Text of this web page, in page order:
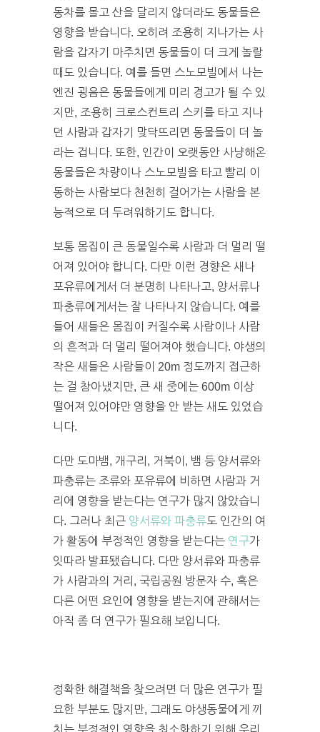
동차를 몰고 산을 달리지 않더라도 동물들은
영향을 받습니다. 오히려 조용히 지나가는 사
람을 갑자기 마주치면 동물들이 더 크게 놀랄
때도 있습니다. 예를 들면 스노모빌에서 나는
엔진 굉음은 동물들에게 미리 경고가 될 수 있
지만, 조용히 크로스컨트리 스키를 타고 지나
던 사람과 갑자기 맞닥뜨리면 동물들이 더 놀
라는 겁니다. 또한, 인간이 오랫동안 사냥해온
동물들은 차량이나 스노모빌을 타고 빨리 이
동하는 사람보다 천천히 걸어가는 사람을 본
능적으로 더 두려워하기도 합니다.
보통 몸집이 큰 동물일수록 사람과 더 멀리 떨
어져 있어야 합니다. 다만 이런 경향은 새나
포유류에게서 더 분명히 나타나고, 양서류나
파충류에게서는 잘 나타나지 않습니다. 예를
들어 새들은 몸집이 커질수록 사람이나 사람
의 흔적과 더 멀리 떨어져야 했습니다. 야생의
작은 새들은 사람들이 20m 정도까지 접근하
는 걸 참아냈지만, 큰 새 중에는 600m 이상
떨어져 있어야만 영향을 안 받는 새도 있었습
니다.
다만 도마뱀, 개구리, 거북이, 뱀 등 양서류와
파충류는 조류와 포유류에 비하면 사람과 거
리에 영향을 받는다는 연구가 많지 않았습니
다. 그러나 최근 양서류와 파충류도 인간의 여
가 활동에 부정적인 영향을 받는다는 연구가
잇따라 발표됐습니다. 다만 양서류와 파충류
가 사람과의 거리, 국립공원 방문자 수, 혹은
다른 어떤 요인에 영향을 받는지에 관해서는
아직 좀 더 연구가 필요해 보입니다.
정확한 해결책을 찾으려면 더 많은 연구가 필
요한 부분도 많지만, 그래도 야생동물에게 끼
치는 부정적인 영향을 최소화하기 위해 우리